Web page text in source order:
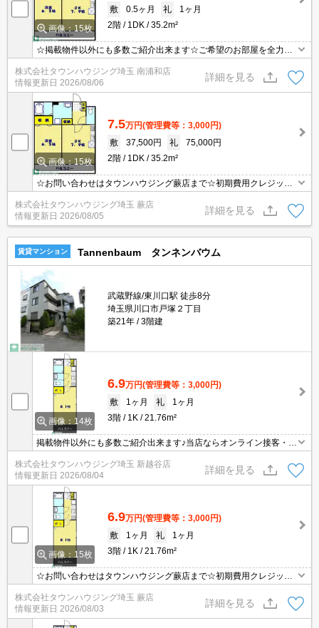
画像：15枚
敷
0.5ヶ月 礼
1ヶ月
2階
1DK 35.2m²
☆掲載物件以外にも多数ご紹介出来ます☆ご希望のお部屋を全力で
お探しさせて頂きます♪
株式会社タウンハウジング埼玉 南浦和店
情報更新日 2026/08/06
詳細を見る
画像：15枚
7.5万円(管理費等：3,000円)
敷
37,500円 礼
75,000円
2階
1DK 35.2m²
☆お問い合わせはタウンハウジング蕨店まで☆初期費用クレジット
決済相談☆オンラインでの内見・契約もお気軽にご相談ください！
株式会社タウンハウジング埼玉 蕨店
情報更新日 2026/08/05
詳細を見る
賃貸マンション Tannenbaum タンネンバウム
武蔵野線/東川口駅 徒歩8分
埼玉県川口市戸塚２丁目
築21年
3階建
画像：14枚
6.9万円(管理費等：3,000円)
敷
1ヶ月 礼
1ヶ月
3階
1K 21.76m²
掲載物件以外にも多数ご紹介出来ます♪当店ならオンライン接客・内
見可能です！メールでのお問い合わせの際は、電話番号も記載頂き
ますとスムーズに御対応できます♪
株式会社タウンハウジング埼玉 新越谷店
情報更新日 2026/08/04
詳細を見る
画像：15枚
6.9万円(管理費等：3,000円)
敷
1ヶ月 礼
1ヶ月
3階
1K 21.76m²
☆お問い合わせはタウンハウジング蕨店まで☆初期費用クレジット
決済相談☆オンラインでの内見・契約もお気軽にご相談ください！
株式会社タウンハウジング埼玉 蕨店
情報更新日 2026/08/03
詳細を見る